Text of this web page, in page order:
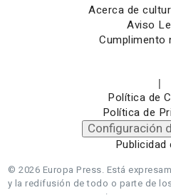
Acerca de
Aviso
Cumplimento
|
Política de
Política de
Configuración
Publicidad
© 2026 Europa Press. Está
y la redifusión de todo o parte de